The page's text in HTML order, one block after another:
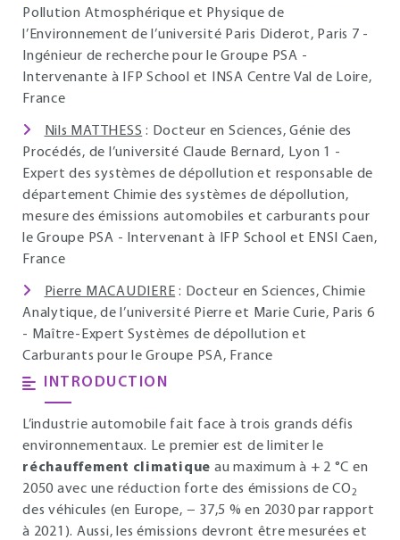
Pollution Atmosphérique et Physique de
l’Environnement de l’université Paris Diderot, Paris 7 -
Ingénieur de recherche pour le Groupe PSA -
Intervenante à IFP School et INSA Centre Val de Loire,
France
Nils MATTHESS : Docteur en Sciences, Génie des
Procédés, de l’université Claude Bernard, Lyon 1 -
Expert des systèmes de dépollution et responsable de
département Chimie des systèmes de dépollution,
mesure des émissions automobiles et carburants pour
le Groupe PSA - Intervenant à IFP School et ENSI Caen,
France
Pierre MACAUDIERE : Docteur en Sciences, Chimie
Analytique, de l’université Pierre et Marie Curie, Paris 6
- Maître-Expert Systèmes de dépollution et
Carburants pour le Groupe PSA, France
INTRODUCTION
L’industrie automobile fait face à trois grands défis
environnementaux. Le premier est de limiter le
réchauffement climatique au maximum à + 2 °C en
2050 avec une réduction forte des émissions de CO2
des véhicules (en Europe, − 37,5 % en 2030 par rapport
à 2021). Aussi, les émissions devront être mesurées et